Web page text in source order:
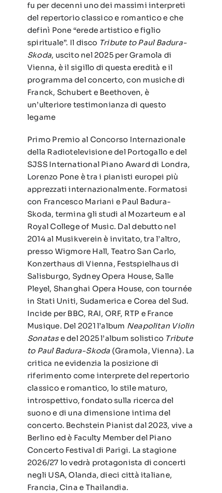
fu per decenni uno dei massimi interpreti
del repertorio classico e romantico e che
definì Pone “erede artistico e figlio
spirituale”. Il disco Tribute to Paul Badura-
Skoda, uscito nel 2025 per Gramola di
Vienna, è il sigillo di questa eredità e il
programma del concerto, con musiche di
Franck, Schubert e Beethoven, è
un’ulteriore testimonianza di questo
legame
Primo Premio al Concorso Internazionale
della Radiotelevisione del Portogallo e del
SJSS International Piano Award di Londra,
Lorenzo Pone è tra i pianisti europei più
apprezzati internazionalmente. Formatosi
con Francesco Mariani e Paul Badura-
Skoda, termina gli studi al Mozarteum e al
Royal College of Music. Dal debutto nel
2014 al Musikverein è invitato, tra l’altro,
presso Wigmore Hall, Teatro San Carlo,
Konzerthaus di Vienna, Festspielhaus di
Salisburgo, Sydney Opera House, Salle
Pleyel, Shanghai Opera House, con tournée
in Stati Uniti, Sudamerica e Corea del Sud.
Incide per BBC, RAI, ORF, RTP e France
Musique. Del 2021 l’album Neapolitan Violin
Sonatase del 2025 l’album solistico Tribute
to Paul Badura-Skoda (Gramola, Vienna). La
critica ne evidenzia la posizione di
riferimento come interprete del repertorio
classico e romantico, lo stile maturo,
introspettivo, fondato sulla ricerca del
suono e di una dimensione intima del
concerto. Bechstein Pianist dal 2023, vive a
Berlino ed è Faculty Member del Piano
Concerto Festival di Parigi. La stagione
2026/27 lo vedrà protagonista di concerti
negli USA, Olanda, dieci città italiane,
Francia, Cina e Thailandia.